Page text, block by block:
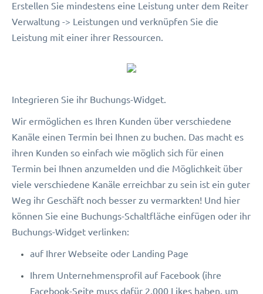
Erstellen Sie mindestens eine Leistung unter dem Reiter
Verwaltung -> Leistungen und verknüpfen Sie die
Leistung mit einer ihrer Ressourcen.
Integrieren Sie ihr Buchungs-Widget.
Wir ermöglichen es Ihren Kunden über verschiedene
Kanäle einen Termin bei Ihnen zu buchen. Das macht es
ihren Kunden so einfach wie möglich sich für einen
Termin bei Ihnen anzumelden und die Möglichkeit über
viele verschiedene Kanäle erreichbar zu sein ist ein guter
Weg ihr Geschäft noch besser zu vermarkten! Und hier
können Sie eine Buchungs-Schaltfläche einfügen oder ihr
Buchungs-Widget verlinken:
auf Ihrer Webseite oder Landing Page
Ihrem Unternehmensprofil auf Facebook (ihre
Facebook-Seite muss dafür 2,000 Likes haben, um